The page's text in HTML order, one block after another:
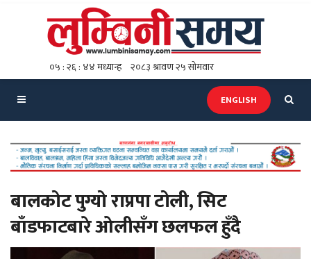
ENGLISH
बालकोट पुग्यो राप्रपा टोली, सिट
बाँडफाटबारे ओलीसँग छलफल हुँदै